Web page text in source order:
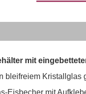
mit
bleifreiem Kristallglas
Eisbecher mit